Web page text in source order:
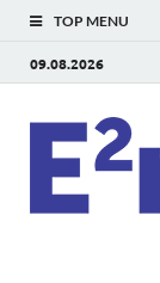
TOP MENU
09.08.2026